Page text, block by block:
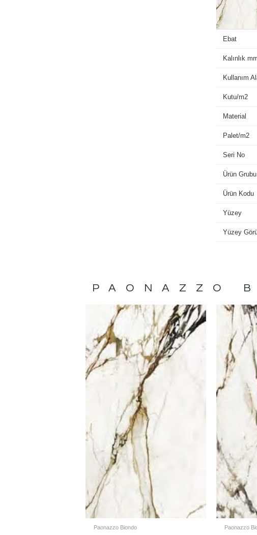
Ebat
Kalınlık
Kullanım
Kutu/m2
Material
Palet/m2
Seri No
Ürün Grubu
Ürün Kodu
Yüzey
Yüzey
PAONAZZO
Paonazzo Biondo Paonazzo